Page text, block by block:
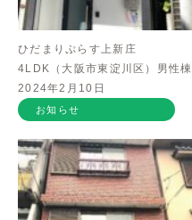
ひだまりぷらす上新庄
4LDK（大阪市東淀川区）男性棟
2024年2月10日
お知らせ